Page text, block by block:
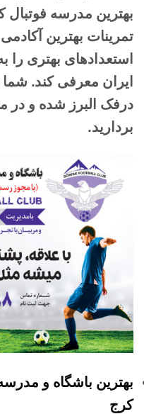
بهترین مدرسه فوتبال
تمرینات بهترین
استعدادهای بهتری را
ایران معرفی کند.
درفک البرز شده و
بردارید.
بهترین باشگاه و
کرج